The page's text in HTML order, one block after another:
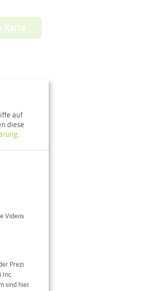
Karte
auf
diese
.
Videos
Prezi
Inc.
sind hier